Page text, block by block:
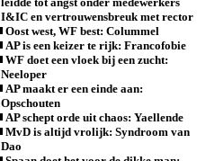
I&IC en vertrouwensbreuk met rector
Oost west, WF best: Colummel
AP is een keizer te rijk: Francofobie
WF doet een vloek bij een zucht:
Neeloper
AP maakt er een einde aan:
Opschouten
AP schept orde uit chaos: Yaellende
MvD is altijd vrolijk: Syndroom van
Dao